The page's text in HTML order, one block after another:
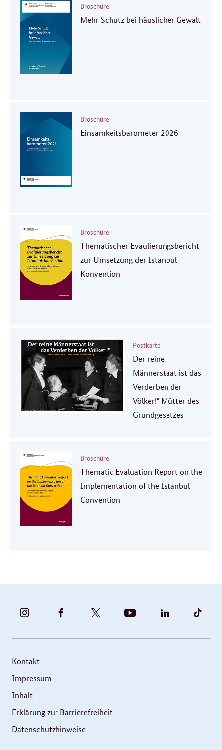
Broschüre
Mehr Schutz bei häuslicher Gewalt
Broschüre
Einsamkeitsbarometer 2026
Broschüre
Thematischer Evaulierungsbericht
zur Umsetzung der Istanbul-
Konvention
Postkarte
Der reine
Männerstaat ist das
Verderben der
Völker!" Mütter des
Grundgesetzes
Broschüre
Thematic Evaluation Report on the
Implementation of the Istanbul
Convention
BUNDESFAMILIENMINISTERIUM
INSTAGRAM
VIDEOS
BUNDESFAMILIENMINISTERIUM
FACEBOOK
FAMILIENMINISTERIUM
|
BMBFSFJ
YOUTUBE
BMFSFJ
LINKEDIN
Kontakt
Impressum
Inhalt
Erklärung zur Barrierefreiheit
Datenschutzhinweise